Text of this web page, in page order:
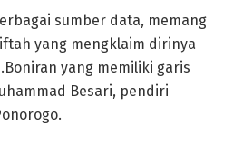
sumber data, memang
yang mengklaim dirinya
yang memiliki garis
Besari, pendiri